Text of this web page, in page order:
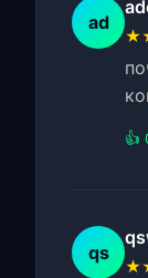
ad
👍
qs